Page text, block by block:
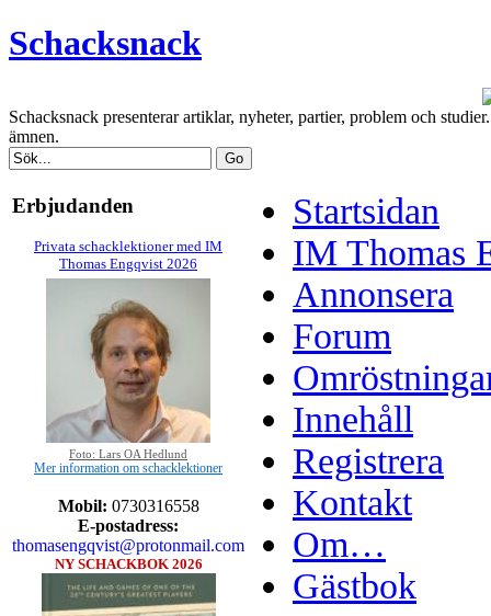
Schacksnack
Schacksnack presenterar artiklar, nyheter, partier, problem och
ämnen.
Erbjudanden
Privata schacklektioner med IM
Thomas Engqvist 2026
Foto: Lars OA Hedlund
Mer information om schacklektioner
Mobil: 0730316558
E-postadress:
thomasengqvist@protonmail.com
NY SCHACKBOK 2026
Startsidan
IM Thomas
Annonsera
Forum
Innehåll
Registrera
Kontakt
Om…
Gästbok